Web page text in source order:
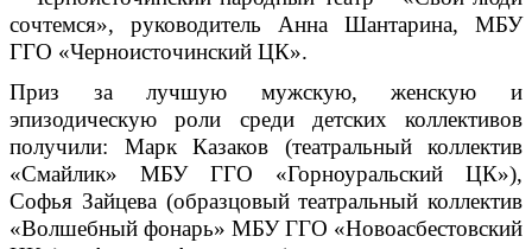
сочтемся», руководитель Анна Шантарина, МБУ
ГГО «Черноисточинский ЦК».
Приз за лучшую мужскую, женскую и
эпизодическую роли среди детских коллективов
получили: Марк Казаков (театральный коллектив
«Смайлик» МБУ ГГО «Горноуральский ЦК»),
Софья Зайцева (образцовый театральный коллектив
«Волшебный фонарь» МБУ ГГО «Новоасбестовский